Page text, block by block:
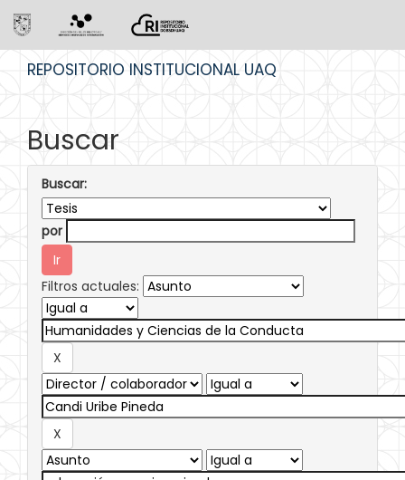
REPOSITORIO INSTITUCIONAL UAQ
Buscar
Buscar:
por
Filtros actuales: